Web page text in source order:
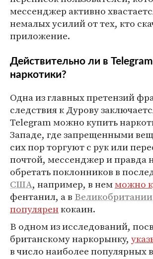
мессенджер активно
немалых усилий от тех, кто
приложение.
Действительно ли в
наркотики?
Одна из главных претензий
следствия к Дурову
Telegram можно купить
Западе, где запрещенными
сих пор торгуют с рук или
почтой, мессенджер и правда
обретать поклонников в
США, например, в немможно
фентанил, а в Великобритании
популяренкокаин.
В одном из исследований,
британскому наркорынку,
в число наиболее популярных